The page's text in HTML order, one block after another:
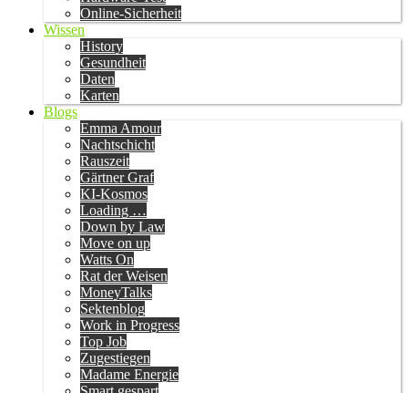
Online-Sicherheit
Wissen
History
Gesundheit
Daten
Karten
Blogs
Emma Amour
Nachtschicht
Rauszeit
Gärtner Graf
KI-Kosmos
Loading …
Down by Law
Move on up
Watts On
Rat der Weisen
MoneyTalks
Sektenblog
Work in Progress
Top Job
Zugestiegen
Madame Energie